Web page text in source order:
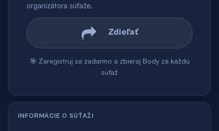
organizátora súťaže.
Zdieľať
🎯 Zaregistruj sa zadarmo a zbieraj Body za každú
súťaž
INFORMÁCIE O SÚŤAŽI